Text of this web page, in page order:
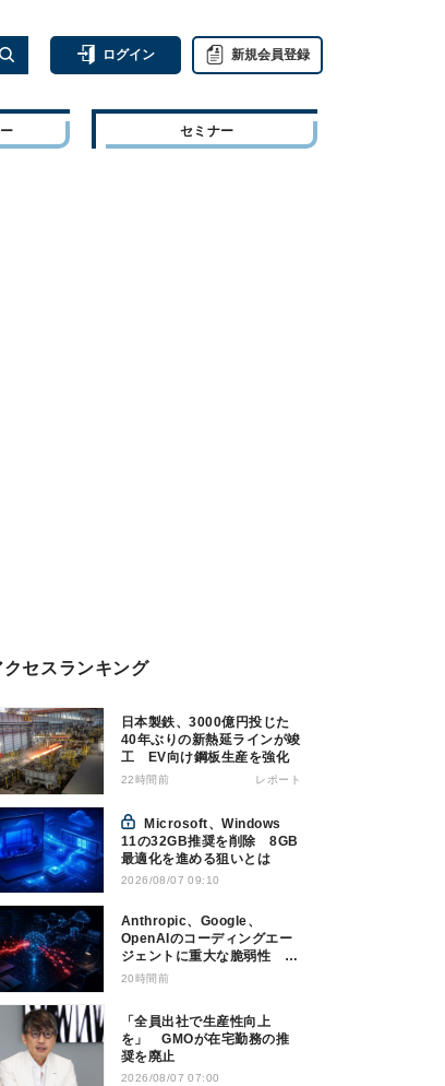
ログイン 新規会員登録
セミナー
クセスランキング
日本製鉄、3000億円投じた
40年ぶりの新熱延ラインが竣
工 EV向け鋼板生産を強化
22時間前 レポート
11の32GB推奨を削除 8GB
最適化を進める狙いとは
2026/08/07 09:10
Anthropic、Google、
OpenAIのコーディングエー
ジェントに重大な脆弱性 認
証情報窃取などの恐れ
20時間前
「全員出社で生産性向上
を」 GMOが在宅勤務の推
奨を廃止
2026/08/07 07:00